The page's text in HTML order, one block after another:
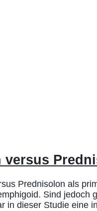
Prednisolon als
Sind
in dieser Studie eine